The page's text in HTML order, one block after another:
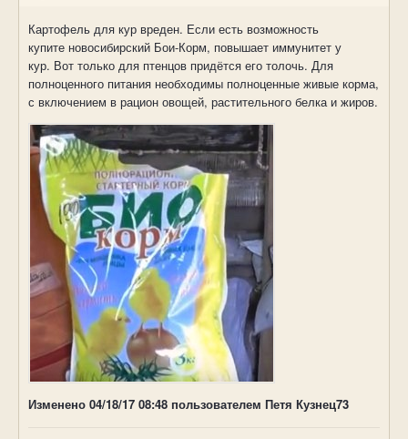
Картофель для кур вреден. Если есть возможность
купите новосибирский Бои-Корм, повышает иммунитет у
кур. Вот только для птенцов придётся его толочь. Для
полноценного питания необходимы полноценные живые корма,
с включением в рацион овощей, растительного белка и жиров.
Изменено 04/18/17 08:48 пользователем Петя Кузнец73